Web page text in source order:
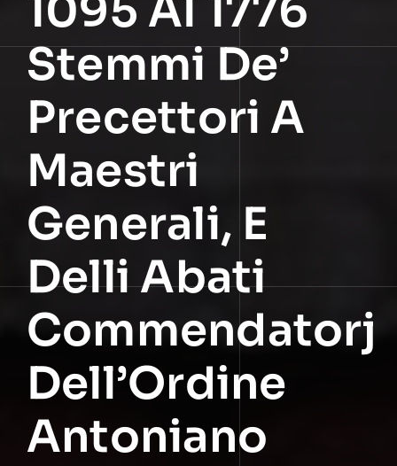
1095 Al 1776
Stemmi De’
Precettori A
Maestri
Generali, E
Delli Abati
Commendatorj
Dell’Ordine
Antoniano